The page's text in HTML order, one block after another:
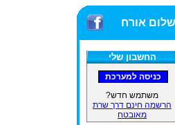
שלום אורח
החשבון שלי
משתמש חדש?
הרשמה חינם דרך שרת
מאובטח